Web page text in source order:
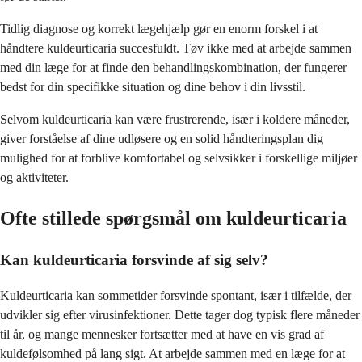
Tidlig diagnose og korrekt lægehjælp gør en enorm forskel i at
håndtere kuldeurticaria succesfuldt. Tøv ikke med at arbejde sammen
med din læge for at finde den behandlingskombination, der fungerer
bedst for din specifikke situation og dine behov i din livsstil.
Selvom kuldeurticaria kan være frustrerende, især i koldere måneder,
giver forståelse af dine udløsere og en solid håndteringsplan dig
mulighed for at forblive komfortabel og selvsikker i forskellige miljøer
og aktiviteter.
Ofte stillede spørgsmål om kuldeurticaria
Kan kuldeurticaria forsvinde af sig selv?
Kuldeurticaria kan sommetider forsvinde spontant, især i tilfælde, der
udvikler sig efter virusinfektioner. Dette tager dog typisk flere måneder
til år, og mange mennesker fortsætter med at have en vis grad af
kuldefølsomhed på lang sigt. At arbejde sammen med en læge for at